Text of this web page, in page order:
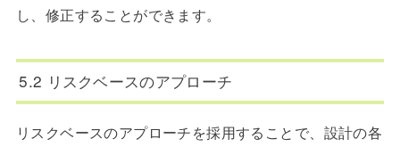
し、修正することができます。
5.2 リスクベースのアプローチ
リスクベースのアプローチを採用することで、設計の各